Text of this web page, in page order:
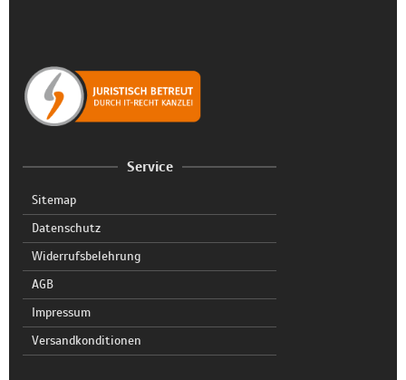
Service
Sitemap
Datenschutz
Widerrufsbelehrung
AGB
Impressum
Versandkonditionen